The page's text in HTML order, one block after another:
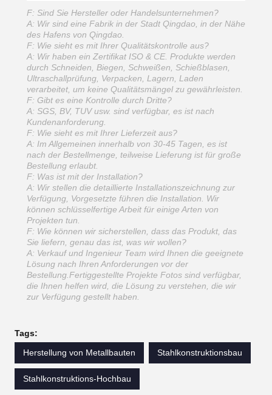
F: Sind Sie Hersteller oder Handelsunternehmen?
A: Wir sind eine Fabrik in der Stadt Qingdao, in der Nähe
des Hafens von Qingdao.
F: Wie sieht es mit Ihrer Qualitätskontrolle aus?
A: Wir haben ein Zertifikat ISO & CE. Produkte werden
durch Schneiden, Biegen, Schweißen, Schießblasen,
Ultraschallprüfung, Verpacken, Lagern, Laden
verarbeitet, um keine Qualitätsmängel zu gewährleisten.
F: Gibt es eine Kontrolle durch Dritte?
A: SGS, BV, TUV usw. sind verfügbar, es ist nach
Kundenanforderung.
F: Wie sieht es mit Ihrer Lieferzeit aus?
A: Im Allgemeinen innerhalb von 30-45 Tagen, es ist
nach der Bestellmenge, teilweise Lieferung ist für große
Bestellung erlaubt.
F: Was ist mit der Installation?
A: Wir stellen die detaillierte Installationszeichnung zur
Verfügung, Vorgesetzte führen die Installation. Wir
können schlüsselfertige Arbeit für einige Arten von
Projekten tun.
F: Wie können wir sicherstellen, dass das Produkt, das
Sie liefern, genau das ist, was wir wollen?
A: Verkauf und Ingenieur Team wird Ihnen die geeignete
Lösung nach Ihren Anforderungen vor der
Bestellung.Fertiggestellte Projekte Fotos sind verfügbar,
die Ihnen helfen wird, die Lösung zu verstehen, die wir
zur Verfügung gestellt haben.
Tags:
Herstellung von Metallbauten
Stahlkonstruktionsbau
Stahlkonstruktions-Hochbau